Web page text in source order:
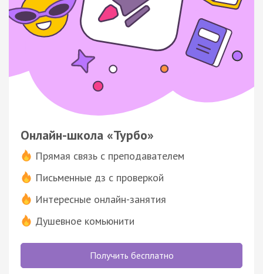
Онлайн-школа «Турбо»
Прямая связь с преподавателем
Письменные дз с проверкой
Интересные онлайн-занятия
Душевное комьюнити
Получить бесплатно